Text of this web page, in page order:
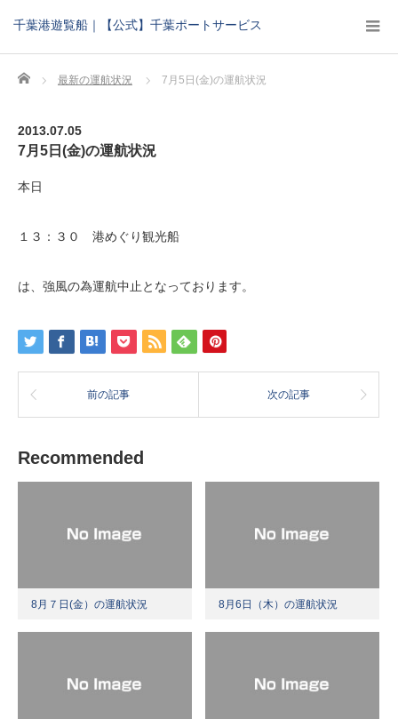
千葉港遊覧船｜【公式】千葉ポートサービス
Home 最新の運航状況 7月5日(金)の運航状況
2013.07.05
7月5日(金)の運航状況
本日
１３：３０ 港めぐり観光船
は、強風の為運航中止となっております。
前の記事 次の記事
Recommended
8月７日(金）の運航状況 8月6日（木）の運航状況